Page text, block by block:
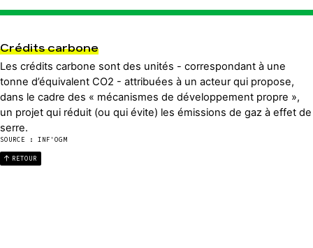
Crédits carbone
Les crédits carbone sont des unités - correspondant à une
tonne d’équivalent CO2 - attribuées à un acteur qui propose,
dans le cadre des « mécanismes de développement propre »,
un projet qui réduit (ou qui évite) les émissions de gaz à effet de
serre.
SOURCE : INF'OGM
RETOUR